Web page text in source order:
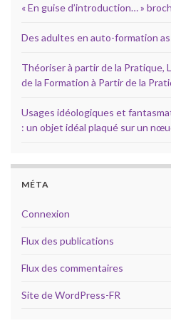
« En guise d’introduction… »
Des adultes en auto-formation
Théoriser à partir de la Pratique,
de la Formation à Partir de la
Usages idéologiques et
: un objet idéal plaqué sur un
MÉTA
Connexion
Flux des publications
Flux des commentaires
Site de WordPress-FR